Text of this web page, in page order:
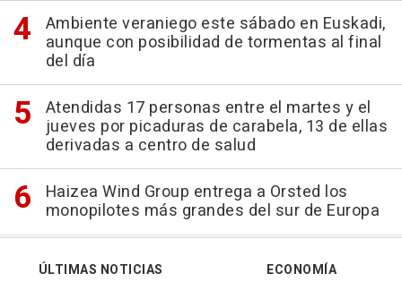
Ambiente veraniego este sábado en Euskadi,
aunque con posibilidad de tormentas al final
del día
Atendidas 17 personas entre el martes y el
jueves por picaduras de carabela, 13 de ellas
derivadas a centro de salud
Haizea Wind Group entrega a Orsted los
monopilotes más grandes del sur de Europa
ÚLTIMAS NOTICIAS
ECONOMÍA